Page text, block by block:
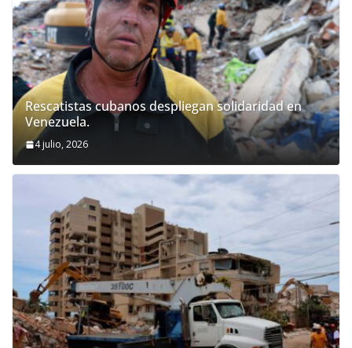
Rescatistas cubanos despliegan solidaridad en
Venezuela.
4 julio, 2026